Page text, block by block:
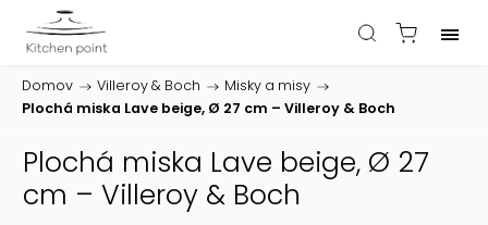
Domov / Villeroy & Boch / Misky a misy /
Plochá miska Lave beige, Ø 27 cm – Villeroy & Boch
Plochá miska Lave beige, Ø 27
cm – Villeroy & Boch